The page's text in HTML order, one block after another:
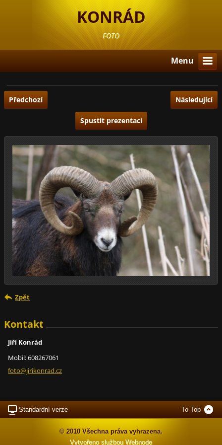
KONRÁD
FOTO
Menu
Předchozí Následující
Spustit prezentaci
Zpět
Kontakt
Jiří Konrád
Mobil: 608267061
foto@jirikonrad.cz
Standardní verze To Top
© 2010 Všechna práva vyhrazena.
Vytvořeno službou Webnode